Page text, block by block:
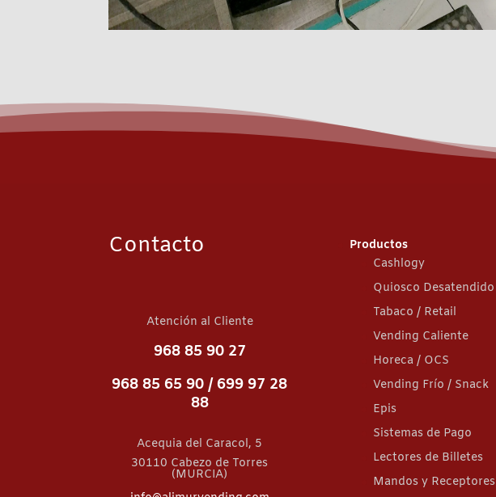
Contacto
Atención al Cliente
968 85 90 27
968 85 65 90 /699 97 28
88
Acequia del Caracol, 5
30110 Cabezo de Torres
(MURCIA)
Productos
Cashlogy
Quiosco Desatendido
Tabaco / Retail
Vending Caliente
Horeca / OCS
Vending Frío / Snack
Epis
Sistemas de Pago
Lectores de Billetes
Mandos y Receptores